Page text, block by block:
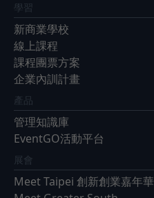
學習
新商業學校
線上課程
課程團票方案
企業內訓計畫
產品
管理知識庫
EventGO活動平台
展會
Meet Taipei 創新創業嘉年華